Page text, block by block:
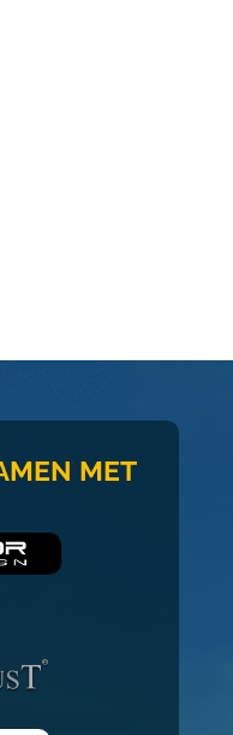
MET